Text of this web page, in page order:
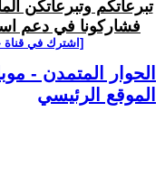
تبرعاتكم وتبرعاتكن
فشاركونا في دعم
[اشترك في قناة
الحوار المتمدن -
الموقع الرئيسي